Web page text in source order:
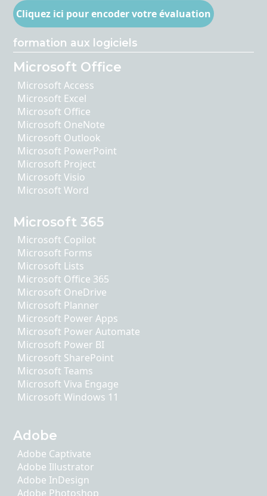
Cliquez ici pour encoder votre évaluation
formation aux logiciels
Microsoft Office
Microsoft Access
Microsoft Excel
Microsoft Office
Microsoft OneNote
Microsoft Outlook
Microsoft PowerPoint
Microsoft Project
Microsoft Visio
Microsoft Word
Microsoft 365
Microsoft Copilot
Microsoft Forms
Microsoft Lists
Microsoft Office 365
Microsoft OneDrive
Microsoft Planner
Microsoft Power Apps
Microsoft Power Automate
Microsoft Power BI
Microsoft SharePoint
Microsoft Teams
Microsoft Viva Engage
Microsoft Windows 11
Adobe
Adobe Captivate
Adobe Illustrator
Adobe InDesign
Adobe Photoshop